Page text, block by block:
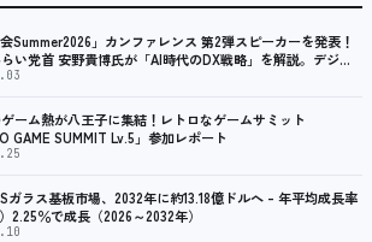
会Summer2026」カンファレンス 第2弾スピーカーを発表！
い党首 安野貴博氏が「AI時代のDX戦略」を解説。デジタ
メントAI、経営・製造・営業のAI活用事例も公開
ーム熱が八王子に集結！レトロなゲームサミット
GAME SUMMIT Lv.5」参加レポート
ガラス基板市場、2032年に約13.18億ドルへ – 年平均成長率
）2.25％で成長（2026～2032年）